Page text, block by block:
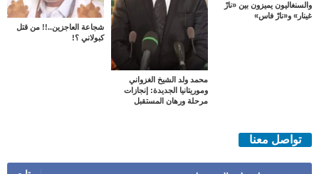
والسنغاليون يميزون بين «نارْ
غينار» و«نارْ فاس»
محمد ولد الشيخ الغزواني
وموريتانيا الجديدة: إنجازات
مرحلة ورهان المستقبل
شجاعة العاجزين..!! من قتل
كبولاني ؟!
تواصل معنا